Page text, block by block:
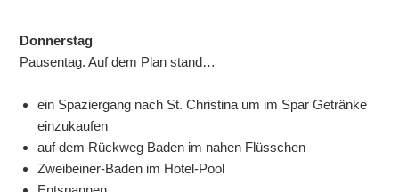
Donnerstag
Pausentag. Auf dem Plan stand…
ein Spaziergang nach St. Christina um im Spar Getränke
einzukaufen
auf dem Rückweg Baden im nahen Flüsschen
Zweibeiner-Baden im Hotel-Pool